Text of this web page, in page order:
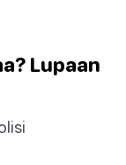
Lupaan